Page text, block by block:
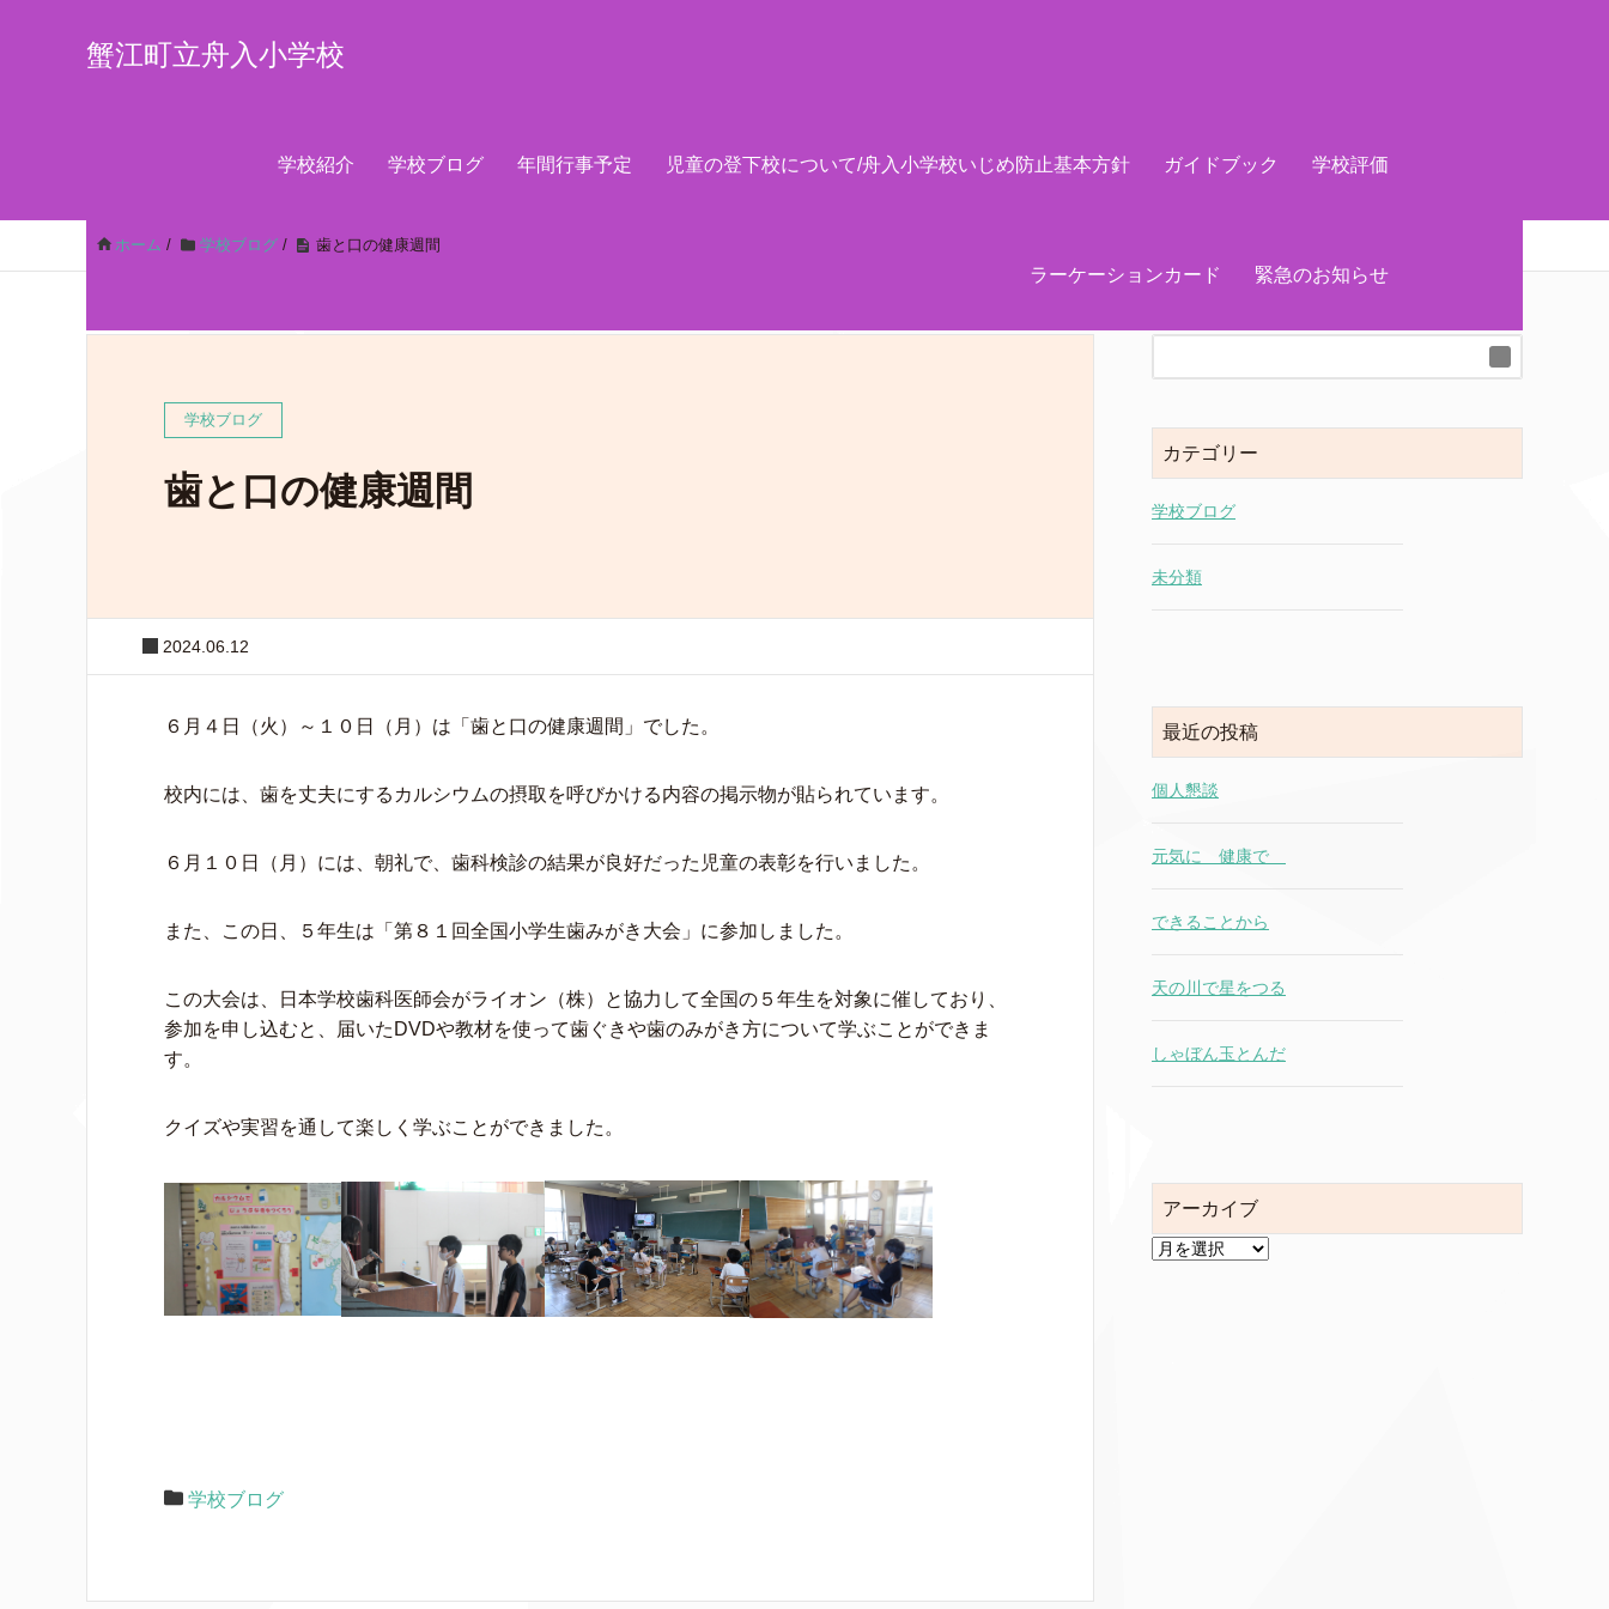
蟹江町立舟入小学校
学校紹介 学校ブログ 年間行事予定 児童の登下校について/舟入小学校いじめ防止基本方針 ガイドブック 学校評価
ラーケーションカード 緊急のお知らせ
ホーム / 学校ブログ / 歯と口の健康週間
学校ブログ
歯と口の健康週間
2024.06.12
６月４日（火）～１０日（月）は「歯と口の健康週間」でした。
校内には、歯を丈夫にするカルシウムの摂取を呼びかける内容の掲示物が貼られています。
６月１０日（月）には、朝礼で、歯科検診の結果が良好だった児童の表彰を行いました。
また、この日、５年生は「第８１回全国小学生歯みがき大会」に参加しました。
この大会は、日本学校歯科医師会がライオン（株）と協力して全国の５年生を対象に催しており、
参加を申し込むと、届いたDVDや教材を使って歯ぐきや歯のみがき方について学ぶことができま
す。
クイズや実習を通して楽しく学ぶことができました。
学校ブログ
カテゴリー
学校ブログ
未分類
最近の投稿
個人懇談
元気に 健康で
できることから
天の川で星をつる
しゃぼん玉とんだ
アーカイブ
ア